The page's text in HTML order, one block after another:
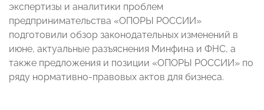
экспертизы и аналитики проблем
предпринимательства «ОПОРЫ РОССИИ»
подготовили обзор законодательных изменений в
июне, актуальные разъяснения Минфина и ФНС, а
также предложения и позиции «ОПОРЫ РОССИИ» по
ряду нормативно-правовых актов для бизнеса.